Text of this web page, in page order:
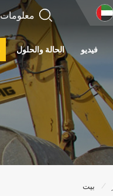
الحالة والحلول فيديو
بيت /